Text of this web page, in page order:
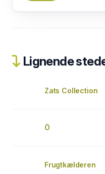
Lignende
Zats Collection
Ö
Frugtkælderen